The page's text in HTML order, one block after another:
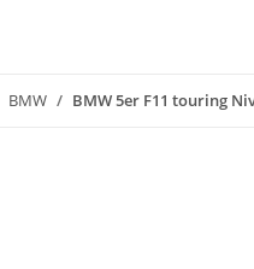
BMW BMW 5er F11 touring